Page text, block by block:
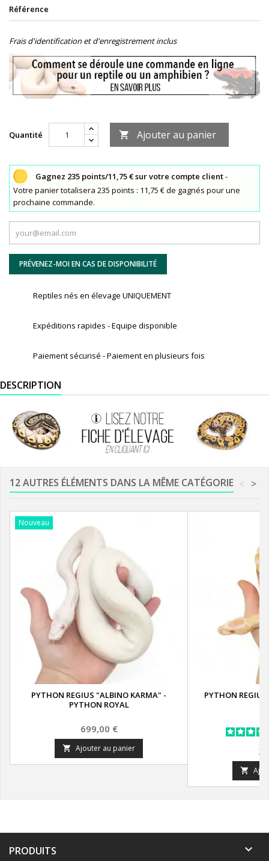
Référence
Frais d'identification et d'enregistrement inclus
Quantité  Ajouter au panier
Gagnez 235 points/11,75 € sur votre compte client-
Votre panier totalisera 235 points : 11,75 € de gagnés pour une
prochaine commande.
PRÉVENEZ-MOI EN CAS DE DISPONIBILITÉ
Reptiles nés en élevage UNIQUEMENT
Expéditions rapides - Equipe disponible
Paiement sécurisé - Paiement en plusieurs fois
DESCRIPTION
12 AUTRES ÉLÉMENTS DANS LA MÊME CATÉGORIE >
<
Nouveau
PYTHON REGIUS "ALBINO KARMA" -
PYTHON ROYAL
Prix
699,00 €
 Ajouter au panier
PYTHON

PRODUITS 